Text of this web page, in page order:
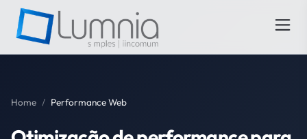
Home / Performance Web